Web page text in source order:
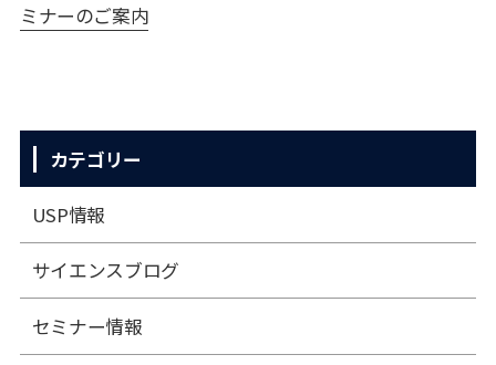
ミナーのご案内
カテゴリー
USP情報
サイエンスブログ
セミナー情報